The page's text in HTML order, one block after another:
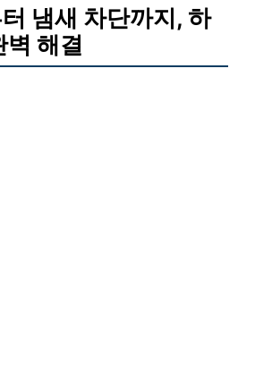
냄새 차단까지, 하
벽 해결